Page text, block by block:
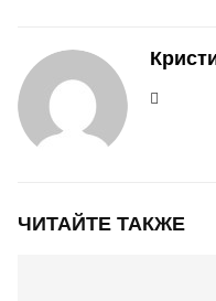
ЧИТАЙТЕ ТАКЖЕ